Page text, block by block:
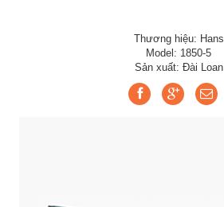
Thương hiệu: Hans
Model: 1850-5
Sản xuất: Đài Loan